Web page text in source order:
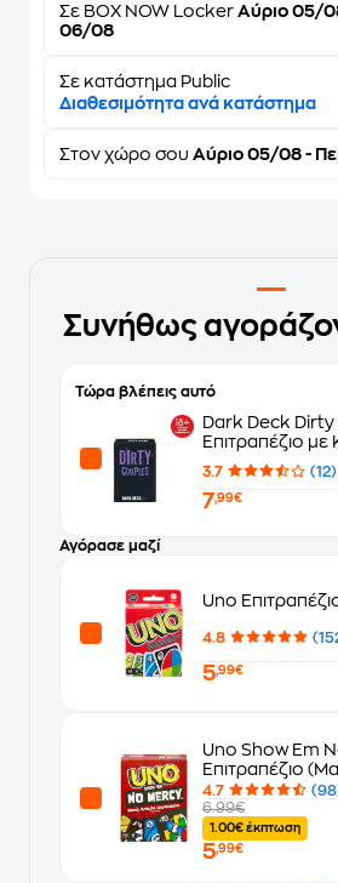
Σε BOX NOW Locker Αύριο 05/
06/08
Σε κατάστημα Public
Διαθεσιμότητα ανά κατάστημα
Στον χώρο σου Αύριο 05/08 -
Συνήθως
Τώρα βλέπεις αυτό
Dark Deck Dirty
Επιτραπέζιο με
Company)
3.7 (12)
7,99€
Αγόρασε μαζί
Uno
4.8
5,99€
Uno Show Em
Επιτραπέζιο
4.7
6.99€
1.00€ έκπτωση
5,99€